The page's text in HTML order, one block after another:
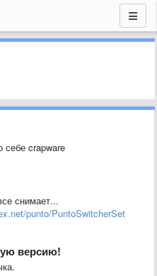
себе crapware
снимает...
punto/PuntoSwitcherSetup.exe
версию!